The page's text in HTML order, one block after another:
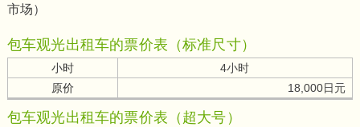
市场）
包车观光出租车的票价表（标准尺寸）
小时
4小时
原价
18,000日元
包车观光出租车的票价表（超大号）